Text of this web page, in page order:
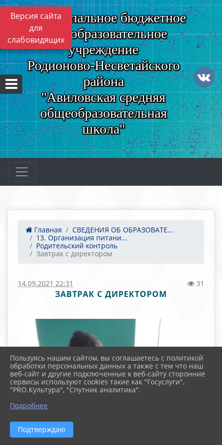
Версия сайта
для
слабовидящих
Муниципальное бюджетное
общеобразовательное
учреждение
Родионово-Несветайского
района
"Авиловская средняя
общеобразовательная
школа"
Главная
СВЕДЕНИЯ ОБ ОБРАЗОВАТЕ...
13. Организация питани...
Родительский контроль
Завтрак с директором
14.09.2021 22:31 31
ЗАВТРАК С ДИРЕКТОРОМ
Пользуясь нашим сайтом, вы соглашаетесь с политикой
обработки персональных данных а также с тем что наш
веб-сайт и другие подключенные к веб-сайту сторонние
сервисы используют cookies такие как "Госуслуги",
"PRO.Культура", "Спутник аналитика".
Подробнее
Подтверждаю